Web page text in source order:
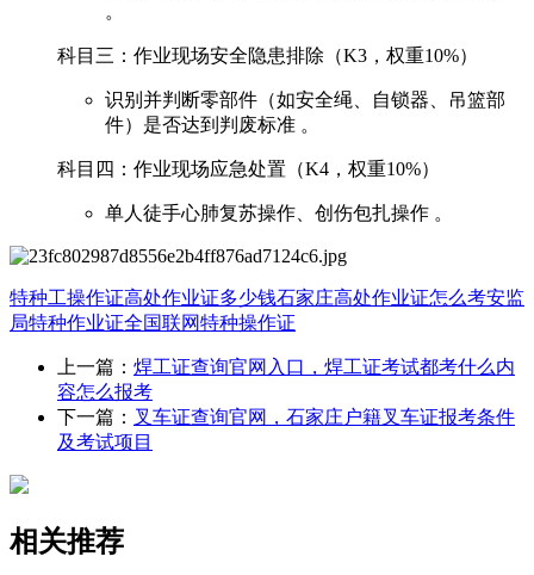
。
‌科目三：作业现场安全隐患排除（K3，权重10%）‌
识别并判断零部件（如安全绳、自锁器、吊篮部
件）是否达到判废标准 。
‌科目四：作业现场应急处置（K4，权重10%）‌
单人徒手心肺复苏操作、创伤包扎操作 。‌
特种工操作证高处作业证多少钱石家庄高处作业证怎么考安监
局特种作业证全国联网特种操作证
上一篇： 焊工证查询官网入口，焊工证考试都考什么内
容怎么报考
下一篇： 叉车证查询官网，石家庄户籍叉车证报考条件
及考试项目
相关推荐